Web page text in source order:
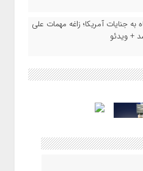
به جنایات آمریکا؛ زاغه مهمات علی
+ ویدئو